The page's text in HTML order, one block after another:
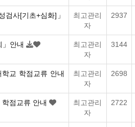
검사[기초+심화]」
최고관리
자
2937
」안내
최고관리
자
3144
교 학점교류 안내
최고관리
자
2698
점교류 안내
최고관리
자
2722